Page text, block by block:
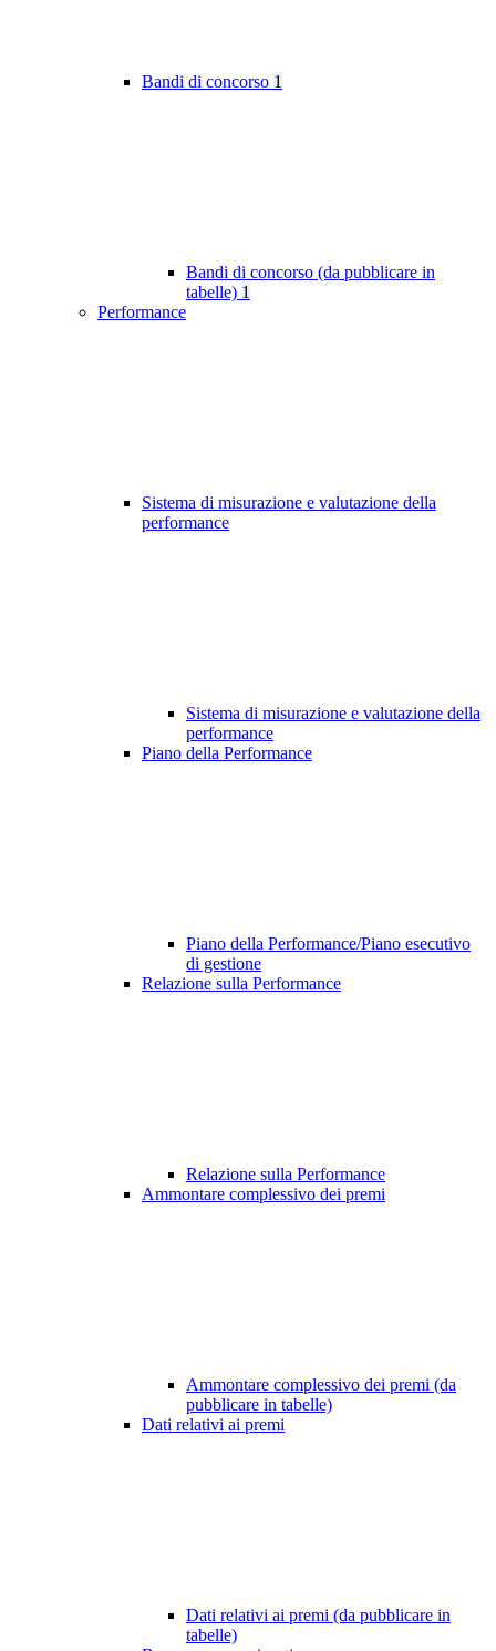
Bandi di concorso 1
Bandi di concorso (da pubblicare in
tabelle) 1
Performance
Sistema di misurazione e valutazione della
performance
Sistema di misurazione e valutazione della
performance
Piano della Performance
Piano della Performance/Piano esecutivo
di gestione
Relazione sulla Performance
Relazione sulla Performance
Ammontare complessivo dei premi
Ammontare complessivo dei premi (da
pubblicare in tabelle)
Dati relativi ai premi
Dati relativi ai premi (da pubblicare in
tabelle)